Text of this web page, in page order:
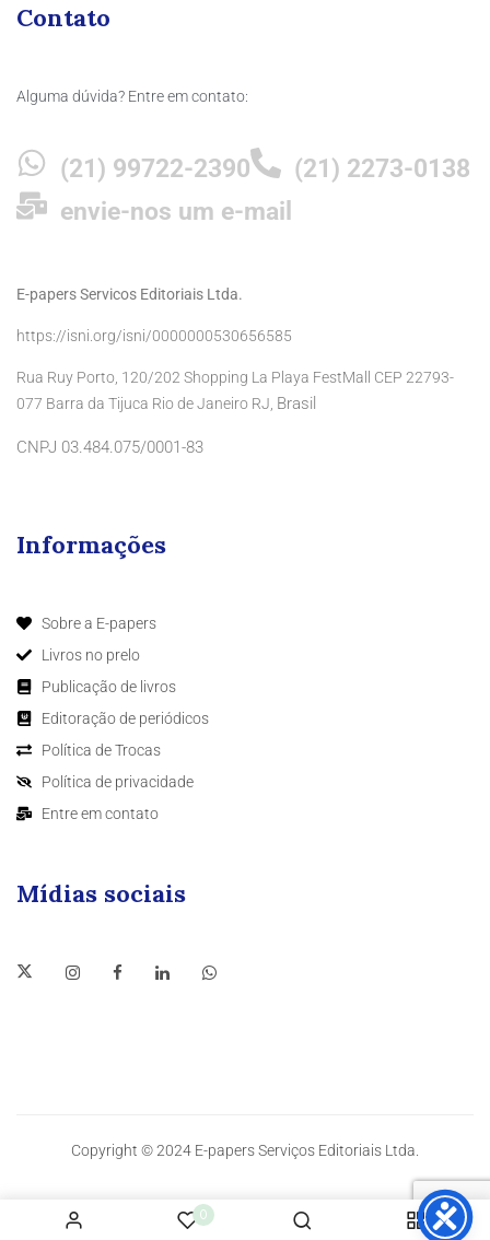
0
Contato
Alguma dúvida? Entre em contato:
(21) 99722-2390
(21) 2273-0138
envie-nos um e-mail
E-papers Servicos Editoriais Ltda.
https://isni.org/isni/0000000530656585
Rua Ruy Porto, 120/202 Shopping La Playa FestMall CEP 22793-
077 Barra da Tijuca Rio de Janeiro RJ, Brasil
CNPJ 03.484.075/0001-83
Informações
Sobre a E-papers
Livros no prelo
Publicação de livros
Editoração de periódicos
Política de Trocas
Política de privacidade
Entre em contato
Mídias sociais
Copyright © 2024 E-papers Serviços Editoriais Ltda.